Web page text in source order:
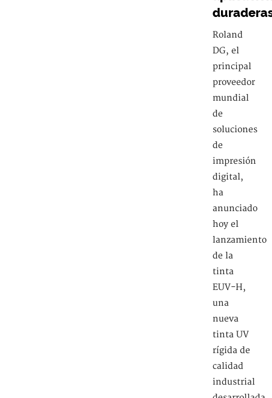
Roland
DG, el
principal
proveedor
mundial
de
soluciones
de
impresión
digital,
ha
anunciado
hoy el
lanzamiento
de la
tinta
EUV-H,
una
nueva
tinta UV
rígida de
calidad
industrial